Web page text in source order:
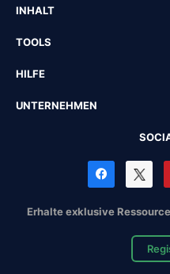
INHALT
TOOLS
HILFE
UNTERNEHMEN
Erhalte exklusive